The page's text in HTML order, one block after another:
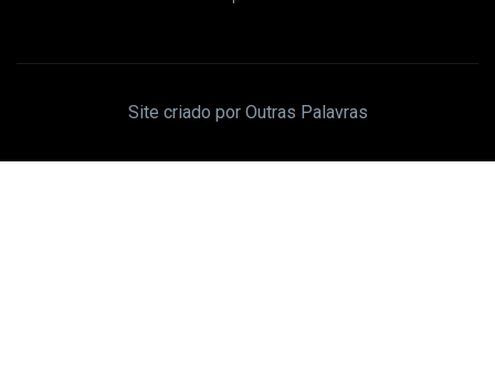
Site criado por Outras Palavras